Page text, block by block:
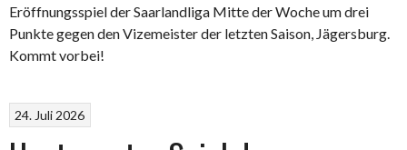
Eröffnungsspiel der Saarlandliga Mitte der Woche um drei
Punkte gegen den Vizemeister der letzten Saison, Jägersburg.
Kommt vorbei!
24. Juli 2026